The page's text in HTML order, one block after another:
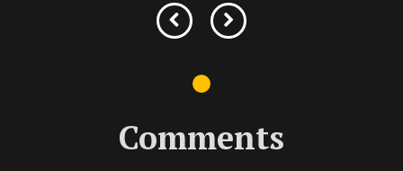
Comments